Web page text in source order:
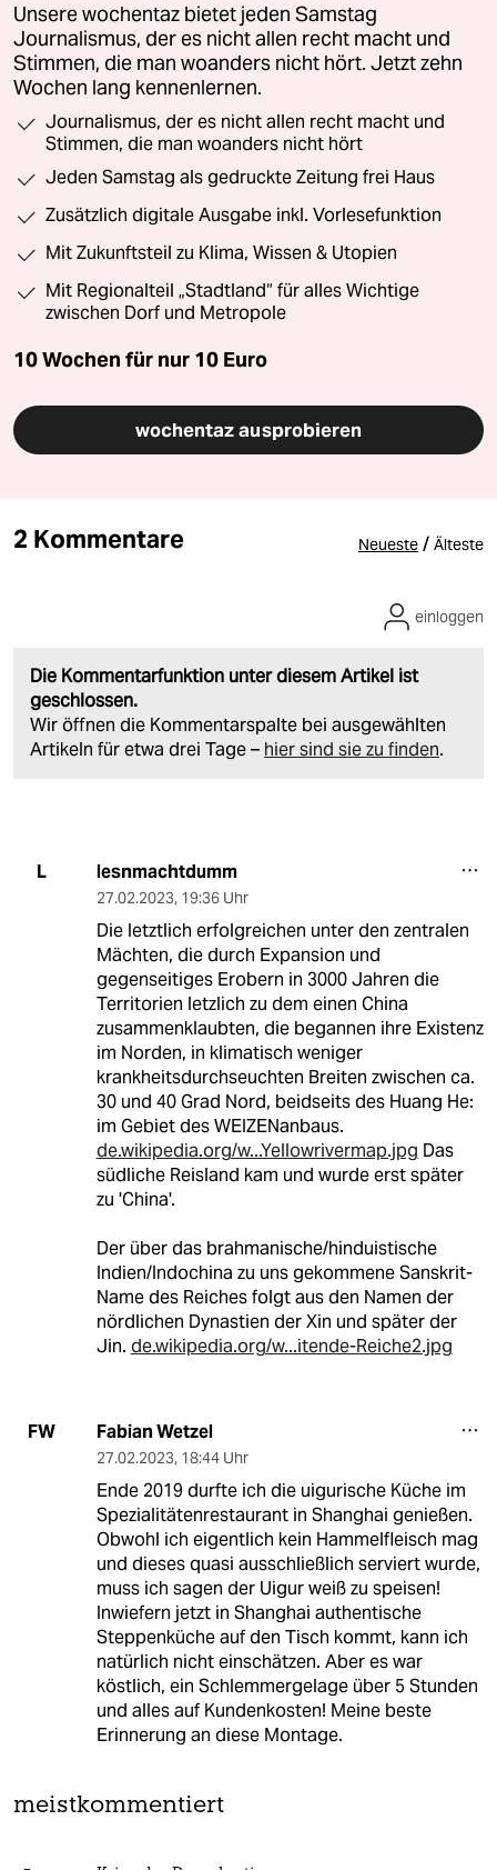
Unsere wochentaz bietet jeden Samstag
Journalismus, der es nicht allen recht macht und
Stimmen, die man woanders nicht hört. Jetzt zehn
Wochen lang kennenlernen.
Journalismus, der es nicht allen recht macht und
Stimmen, die man woanders nicht hört
Jeden Samstag als gedruckte Zeitung frei Haus
Zusätzlich digitale Ausgabe inkl. Vorlesefunktion
Mit Zukunftsteil zu Klima, Wissen & Utopien
Mit Regionalteil „Stadtland“ für alles Wichtige
zwischen Dorf und Metropole
10 Wochen für nur 10 Euro
wochentaz ausprobieren
2 Kommentare Neueste / Älteste
Die Kommentarfunktion unter diesem Artikel ist
geschlossen.
Wir öffnen die Kommentarspalte bei ausgewählten
Artikeln für etwa drei Tage – hier sind sie zu finden.
einloggen
L lesnmachtdumm
27.02.2023, 19:36 Uhr
Die letztlich erfolgreichen unter den zentralen
Mächten, die durch Expansion und
gegenseitiges Erobern in 3000 Jahren die
Territorien letzlich zu dem einen China
zusammenklaubten, die begannen ihre Existenz
im Norden, in klimatisch weniger
krankheitsdurchseuchten Breiten zwischen ca.
30 und 40 Grad Nord, beidseits des Huang He:
im Gebiet des WEIZENanbaus.
de.wikipedia.org/w...Yellowrivermap.jpg Das
südliche Reisland kam und wurde erst später
zu 'China'.
Der über das brahmanische/hinduistische
Indien/Indochina zu uns gekommene Sanskrit-
Name des Reiches folgt aus den Namen der
nördlichen Dynastien der Xin und später der
Jin. de.wikipedia.org/w...itende-Reiche2.jpg
FW Fabian Wetzel
27.02.2023, 18:44 Uhr
Ende 2019 durfte ich die uigurische Küche im
Spezialitätenrestaurant in Shanghai genießen.
Obwohl ich eigentlich kein Hammelfleisch mag
und dieses quasi ausschließlich serviert wurde,
muss ich sagen der Uigur weiß zu speisen!
Inwiefern jetzt in Shanghai authentische
Steppenküche auf den Tisch kommt, kann ich
natürlich nicht einschätzen. Aber es war
köstlich, ein Schlemmergelage über 5 Stunden
und alles auf Kundenkosten! Meine beste
Erinnerung an diese Montage.
meistkommentiert